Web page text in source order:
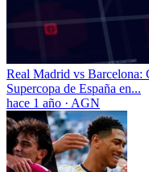
Real Madrid vs Barcelona:
Supercopa de España en...
hace 1 año · AGN